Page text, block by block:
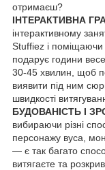
отримаєш?
ІНТЕРАКТИВНА
інтерактивному
Stuffiez і
подарує години
30-45 хвилин, щоб
виявити під ним
швидкості
БУДОВАНІСТЬ І
вибираючи різні
персонажу вуса,
— є так багато
витягаєте та